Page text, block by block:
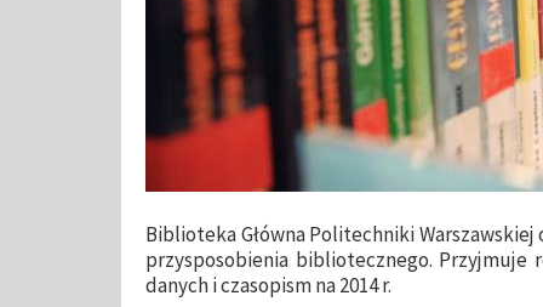
Biblioteka Główna Politechniki
przysposobienia bibliotecznego. Przyjmuje
danych i czasopism na 2014 r.